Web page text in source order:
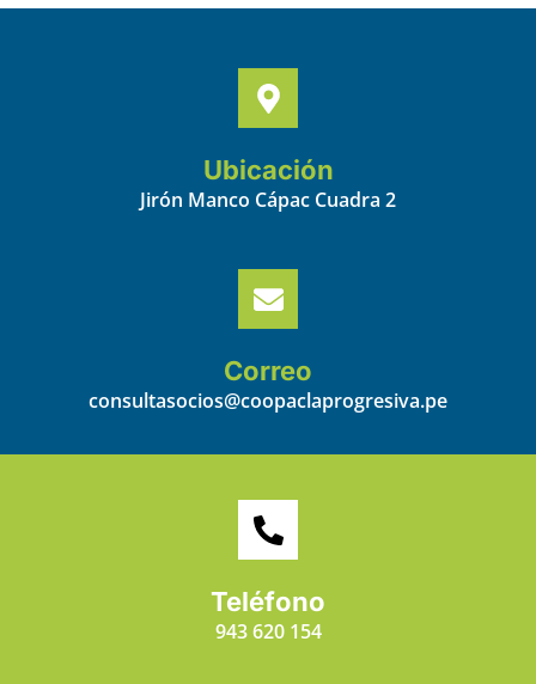
Ubicación
Jirón Manco Cápac Cuadra 2
Correo
consultasocios@coopaclaprogresiva.pe
Teléfono
943 620 154